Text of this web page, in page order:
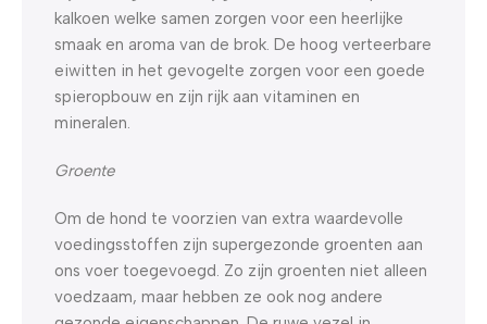
kalkoen welke samen zorgen voor een heerlijke
smaak en aroma van de brok. De hoog verteerbare
eiwitten in het gevogelte zorgen voor een goede
spieropbouw en zijn rijk aan vitaminen en
mineralen.
Groente
Om de hond te voorzien van extra waardevolle
voedingsstoffen zijn supergezonde groenten aan
ons voer toegevoegd. Zo zijn groenten niet alleen
voedzaam, maar hebben ze ook nog andere